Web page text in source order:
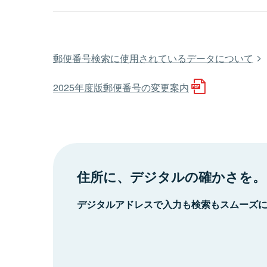
郵便番号検索に使用されているデータについて
2025年度版郵便番号の変更案内
住所に、デジタルの確かさを。
デジタルアドレスで入力も検索もスムーズ